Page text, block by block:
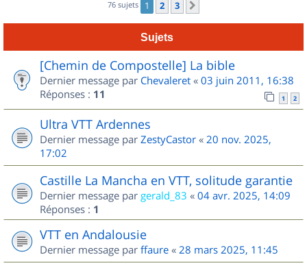
76 sujets 1 2 3
Sujets
[Chemin de Compostelle] La bible
Dernier message par Chevaleret « 03 juin 2011, 16:38
Réponses : 11 1 2
Ultra VTT Ardennes
Dernier message par ZestyCastor « 20 nov. 2025,
17:02
Castille La Mancha en VTT, solitude garantie
Dernier message par gerald_83 « 04 avr. 2025, 14:09
Réponses : 1
VTT en Andalousie
Dernier message par ffaure « 28 mars 2025, 11:45